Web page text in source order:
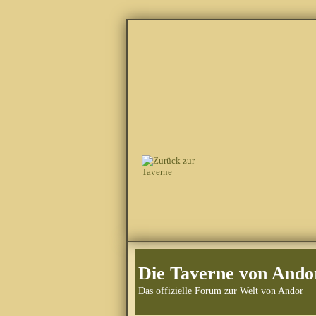
Die Taverne von
Das offizielle Forum zur Welt von Andor